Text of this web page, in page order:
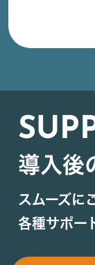
導入後
スムーズに
各種サポー